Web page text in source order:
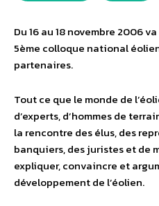
Du 16 au 18 novembre 2006
5ème colloque national
partenaires.
Tout ce que le monde de
d’experts, d’hommes de
la rencontre des élus, des
banquiers, des juristes et de
expliquer, convaincre et
développement de l’éolien.